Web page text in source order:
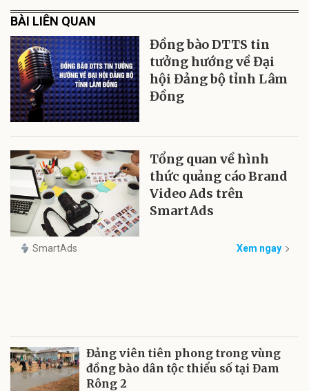
BÀI LIÊN QUAN
Đồng bào DTTS tin
tưởng hướng về Đại
hội Đảng bộ tỉnh Lâm
Đồng
Tổng quan về hình
thức quảng cáo Brand
Video Ads trên
SmartAds
SmartAds Xem ngay
Đảng viên tiên phong trong vùng
đồng bào dân tộc thiểu số tại Đam
Rông 2